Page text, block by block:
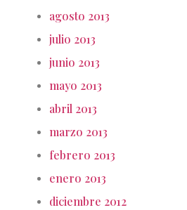
agosto 2013
julio 2013
junio 2013
mayo 2013
abril 2013
marzo 2013
febrero 2013
enero 2013
diciembre 2012